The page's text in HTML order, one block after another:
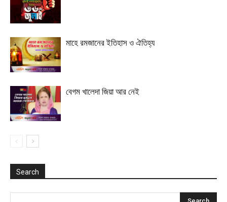
মাহে রমজানের ইতিহাস ও ঐতিহ্য
বেগম খালেদা জিয়া আর নেই
Search